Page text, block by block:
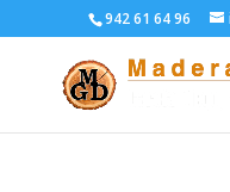
942 61 64 96